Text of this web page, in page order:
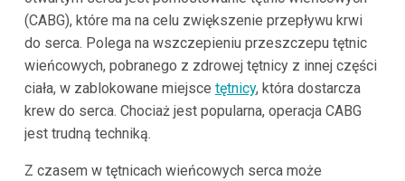
(CABG), które ma na celu zwiększenie przepływu krwi
do serca. Polega na wszczepieniu przeszczepu tętnic
wieńcowych, pobranego z zdrowej tętnicy z innej części
ciała, w zablokowane miejsce tętnicy, która dostarcza
krew do serca. Chociaż jest popularna, operacja CABG
jest trudną techniką.
Z czasem w tętnicach wieńcowych serca może